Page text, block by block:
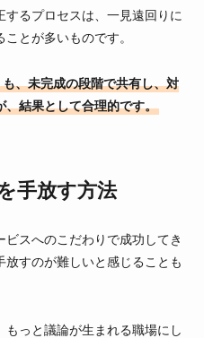
るプロセスは、一見遠回りに
とが多いものです。
、未完成の段階で共有し、対
、結果として合理的です。
手放す方法
スへのこだわりで成功してき
すのが難しいと感じることも
っと議論が生まれる職場にし